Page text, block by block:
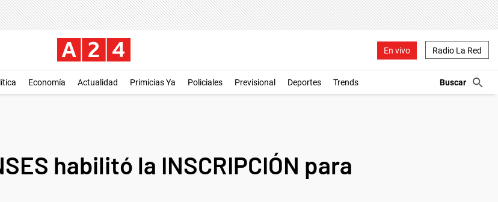
En vivo Radio La Red
Economía Actualidad Primicias Ya Policiales Previsional Deportes Trends
habilitó la INSCRIPCIÓN para